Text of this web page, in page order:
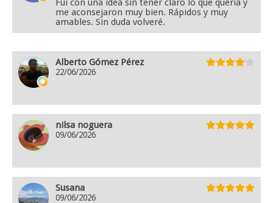
Fui con una idea sin tener claro lo que quería y
me aconsejaron muy bien. Rápidos y muy
amables. Sin duda volveré.
Alberto Gómez Pérez
22/06/2026
nilsa noguera
09/06/2026
Susana
09/06/2026